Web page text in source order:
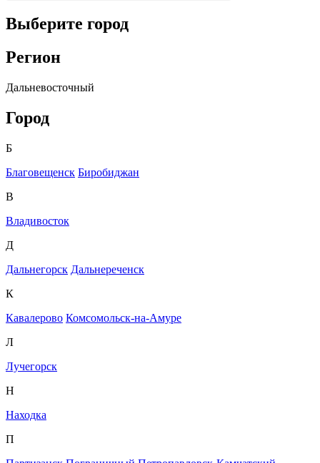
Выберите город
Регион
Дальневосточный
Город
Б
Благовещенск Биробиджан
В
Владивосток
Д
Дальнегорск Дальнереченск
К
Кавалерово Комсомольск-на-Амуре
Л
Лучегорск
Н
Находка
П